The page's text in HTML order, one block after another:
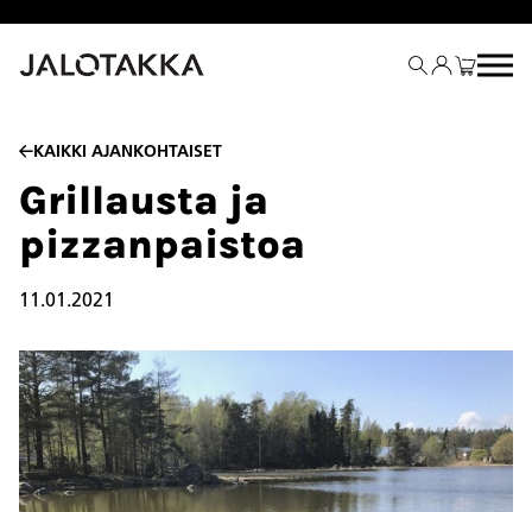
KAIKKI AJANKOHTAISET
Grillausta ja
pizzanpaistoa
11.01.2021